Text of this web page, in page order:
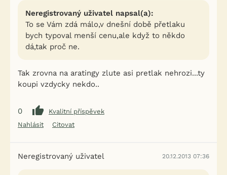
Neregistrovaný uživatel napsal(a):
To se Vám zdá málo,v dnešní době přetlaku
bych typoval menší cenu,ale když to někdo
dá,tak proč ne.
Tak zrovna na aratingy zlute asi pretlak nehrozi...ty
koupi vzdycky nekdo..
0
Kvalitní příspěvek
Nahlásit
Citovat
Neregistrovaný uživatel 20.12.2013 07:36